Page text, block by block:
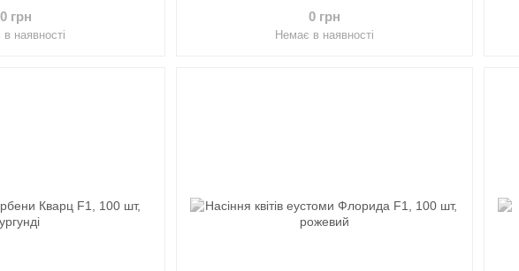
0 грн
наявності
0 грн
Немає в наявності